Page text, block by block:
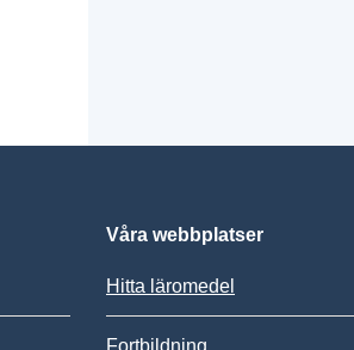
Våra webbplatser
Hitta läromedel
Fortbildning